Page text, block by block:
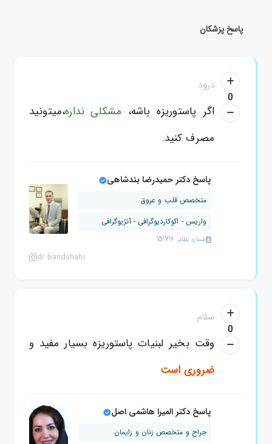
پاسخ پزشکان
0
درود.
اگر پاستوریزه باشه، مشکلی نداره،میتونید
مصرف کنید.
پاسخ دکتر حمیدرضا بندشاهی
متخصص قلب و عروق
واریس - اکوکاردیوگرافی - آنژیوگرافی
شماره نظام: 151716
dr.bandshahi
0
سلام
وقت بخیر لبنیات پاستوریزه بسیار مفید و
ضروری است
پاسخ دکتر المیرا هاشمی اصل
جراح و متخصص زنان و زایمان